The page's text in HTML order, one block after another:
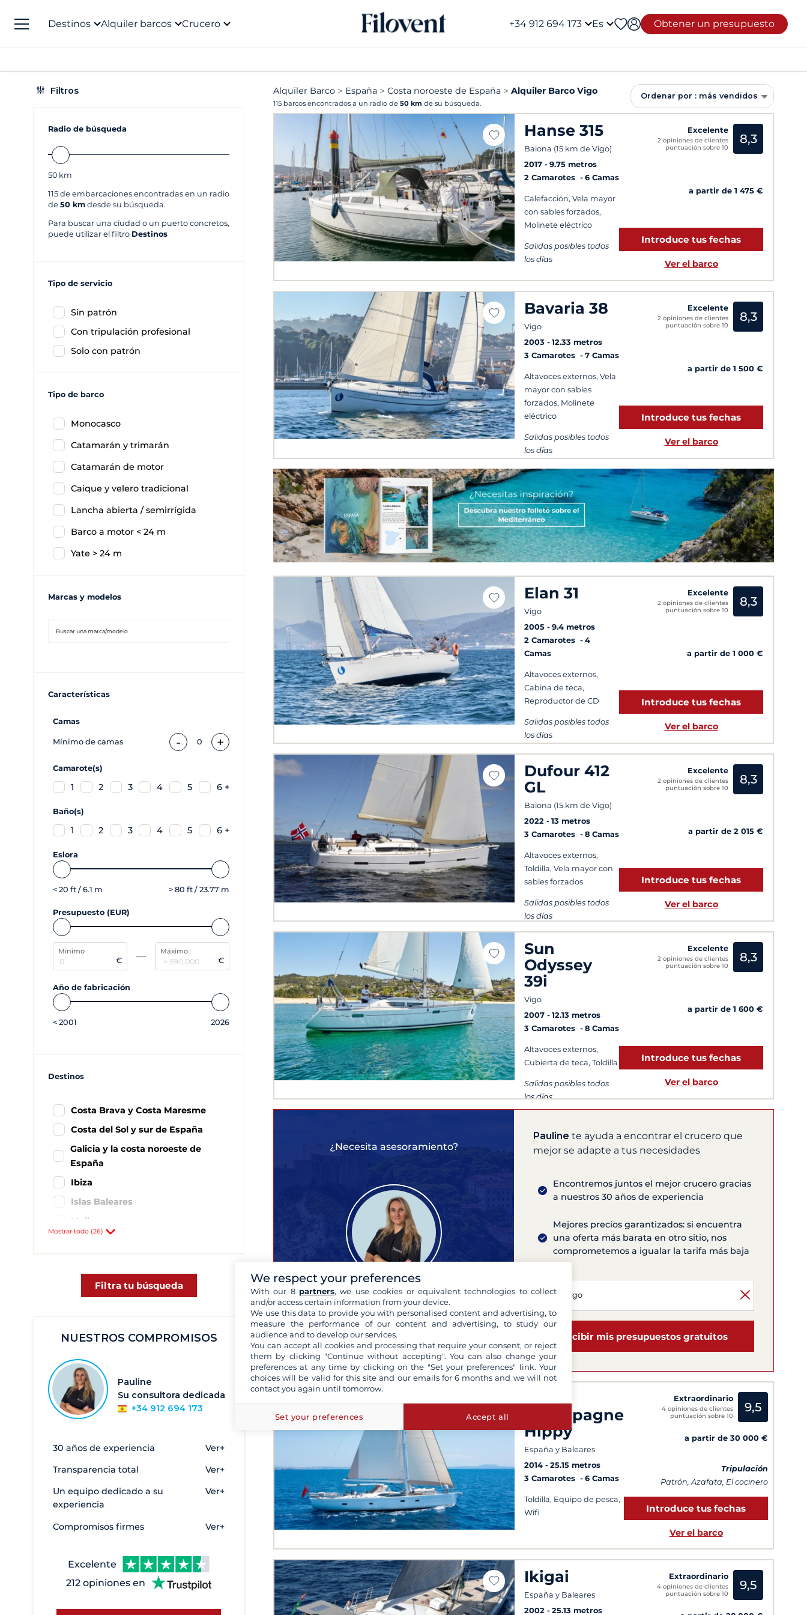
Destinos Alquiler barcos Crucero +34 912 694 173 Es Obtener un presupuesto
Filtros
Radio de búsqueda
50 km
115 de embarcaciones encontradas en un radio
de 50 km desde su búsqueda.
Para buscar una ciudad o un puerto concretos,
puede utilizar el filtro Destinos
Tipo de servicio
Sin patrón
Con tripulación profesional
Solo con patrón
Tipo de barco
Monocasco
Catamarán y trimarán
Catamarán de motor
Caique y velero tradicional
Lancha abierta / semirrígida
Barco a motor < 24 m
Yate > 24 m
Marcas y modelos
Características
Camas
Mínimo de camas - 0 +
Camarote(s)
1 2 3 4 5 6 +
Baño(s)
1 2 3 4 5 6 +
Eslora
< 20 ft / 6.1 m > 80 ft / 23.77 m
Presupuesto (EUR)
Mínimo
€
Máximo
€
Año de fabricación
< 2001 2026
Destinos
Costa Brava y Costa Maresme
Costa del Sol y sur de España
Galicia y la costa noroeste de
España
Ibiza
Islas Baleares
Mallorca
Baiona
Cala d'Or
Antonio De La Playa
Cádiz - El puerto de Santa María
Denia
Formentera
4
Marbella
Palamós
Palma
Puerto Sotogrande
4
Roses
Sant Carles de la Rápita
Mostrar todo (26)
Filtra tu búsqueda
NUESTROS COMPROMISOS
Pauline
Su consultora dedicada
+34 912 694 173
30 años de experiencia Ver+
Transparencia total Ver+
Un equipo dedicado a su
experiencia
Ver+
Compromisos firmes Ver+
Excelente
212 opiniones en
Alquiler Barco España Costa noroeste de España Alquiler Barco Vigo
115 barcos encontrados a un radio de 50 km de su búsqueda.
Ordenar por : más vendidos
Hanse 315
Baiona (15 km de Vigo)
2017
9.75 metros
2 Camarotes
6 Camas
Calefacción, Vela mayor
con sables forzados,
Molinete eléctrico
Salidas posibles todos
los días
Excelente
2 opiniones de clientes
puntuación sobre 10
8,3
a partir de 1 475 €
Introduce tus fechas
Ver el barco
Bavaria 38
Vigo
2003
12.33 metros
3 Camarotes
7 Camas
Altavoces externos, Vela
mayor con sables
forzados, Molinete
eléctrico
Salidas posibles todos
los días
Excelente
2 opiniones de clientes
puntuación sobre 10
8,3
a partir de 1 500 €
Introduce tus fechas
Ver el barco
Elan 31
Vigo
2005
9.4 metros
2 Camarotes
4
Camas
Altavoces externos,
Cabina de teca,
Reproductor de CD
Salidas posibles todos
los días
Excelente
2 opiniones de clientes
puntuación sobre 10
8,3
a partir de 1 000 €
Introduce tus fechas
Ver el barco
Dufour 412
GL
Baiona (15 km de Vigo)
2022
13 metros
3 Camarotes
8 Camas
Altavoces externos,
Toldilla, Vela mayor con
sables forzados
Salidas posibles todos
los días
Excelente
2 opiniones de clientes
puntuación sobre 10
8,3
a partir de 2 015 €
Introduce tus fechas
Ver el barco
Sun
Odyssey
39i
Vigo
2007
12.13 metros
3 Camarotes
8 Camas
Altavoces externos,
Cubierta de teca, Toldilla
Salidas posibles todos
los días
Excelente
2 opiniones de clientes
puntuación sobre 10
8,3
a partir de 1 600 €
Introduce tus fechas
Ver el barco
¿Necesita asesoramiento?
Pauline
experta en tus cruceros
Pauline te ayuda a encontrar el crucero que
mejor se adapte a tus necesidades
Encontremos juntos el mejor crucero gracias
a nuestros 30 años de experiencia
Mejores precios garantizados: si encuentra
una oferta más barata en otro sitio, nos
comprometemos a igualar la tarifa más baja
Recibir mis presupuestos gratuitos
Champagne
Hippy
España y Baleares
2014
25.15 metros
3 Camarotes
6 Camas
Toldilla, Equipo de pesca,
Wifi
Extraordinario
4 opiniones de clientes
puntuación sobre 10
9,5
a partir de 30 000 €
Tripulación
Patrón, Azafata, El cocinero
Introduce tus fechas
Ver el barco
Ikigai
España y Baleares
2002
25.13 metros
Extraordinario
4 opiniones de clientes
puntuación sobre 10
9,5
We respect your preferences
With our 8 partners, we use cookies or equivalent technologies to collect
and/or access certain information from your device.
We use this data to provide you with personalised content and advertising, to
measure the performance of our content and advertising, to study our
audience and to develop our services.
You can accept all cookies and processing that require your consent, or reject
them by clicking "Continue without accepting". You can also change your
preferences at any time by clicking on the "Set your preferences" link. Your
choices will be valid for this site and our emails for 6 months and we will not
contact you again until tomorrow.
Set your preferences Accept all